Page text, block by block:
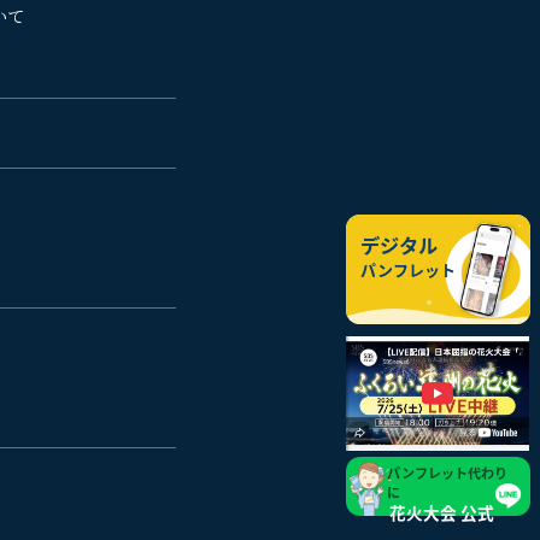
デジタル
パンフレット
パンフレット代わり
に
花火大会 公式
て